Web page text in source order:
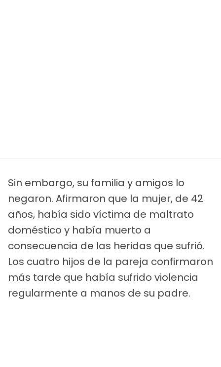
Sin embargo, su familia y amigos lo
negaron. Afirmaron que la mujer, de 42
años, había sido víctima de maltrato
doméstico y había muerto a
consecuencia de las heridas que sufrió.
Los cuatro hijos de la pareja confirmaron
más tarde que había sufrido violencia
regularmente a manos de su padre.